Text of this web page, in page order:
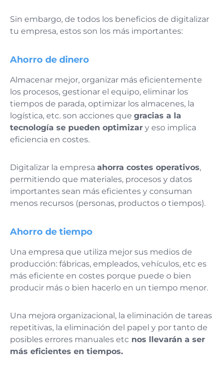
Sin embargo, de todos los beneficios de digitalizar
tu empresa, estos son los más importantes:
Ahorro de dinero
Almacenar mejor, organizar más eficientemente
los procesos, gestionar el equipo, eliminar los
tiempos de parada, optimizar los almacenes, la
logística, etc. son acciones que gracias a la
tecnología se pueden optimizar y eso implica
eficiencia en costes.
Digitalizar la empresa ahorra costes operativos,
permitiendo que materiales, procesos y datos
importantes sean más eficientes y consuman
menos recursos (personas, productos o tiempos).
Ahorro de tiempo
Una empresa que utiliza mejor sus medios de
producción: fábricas, empleados, vehículos, etc es
más eficiente en costes porque puede o bien
producir más o bien hacerlo en un tiempo menor.
Una mejora organizacional, la eliminación de tareas
repetitivas, la eliminación del papel y por tanto de
posibles errores manuales etc nos llevarán a ser
más eficientes en tiempos.